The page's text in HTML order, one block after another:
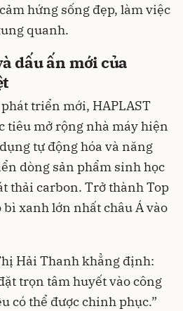
hứng sống đẹp, làm việc
quanh.
dấu ấn mới của
triển mới, HAPLAST
tiêu mở rộng nhà máy hiện
tự động hóa và năng
dòng sản phẩm sinh học
thải carbon. Trở thành Top
bì xanh lớn nhất châu Á vào
Hải Thanh khẳng định:
trọn tâm huyết vào công
có thể được chinh phục.”